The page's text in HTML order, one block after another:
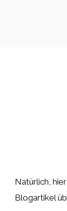
Natürlich,
Blogartikel